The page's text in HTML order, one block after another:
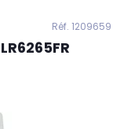
Réf. 1209659